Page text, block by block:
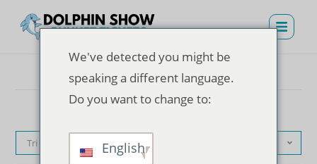
Tri par défaut
We've detected you might be
speaking a different language.
Do you want to change to:
English